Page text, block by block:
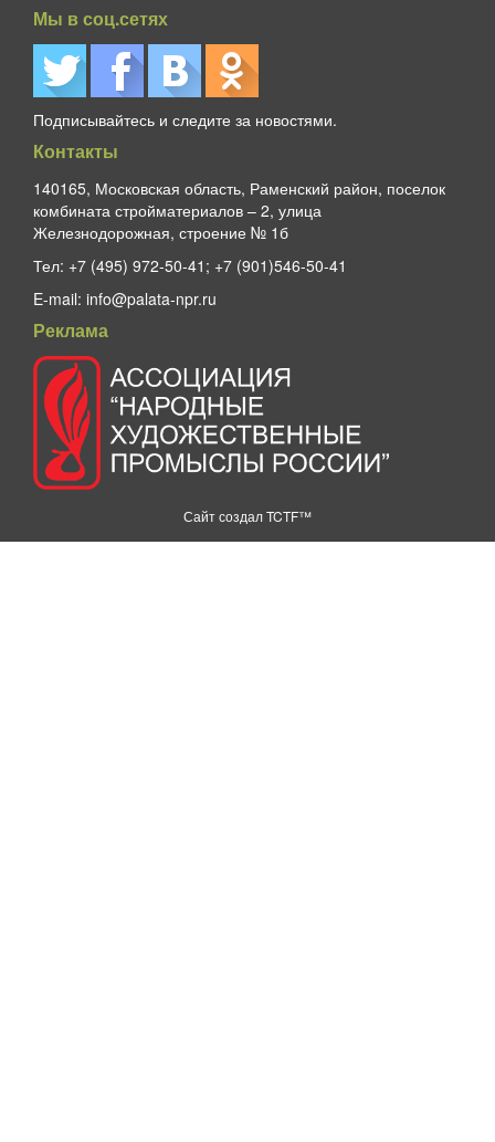
Мы в соц.сетях
Подписывайтесь и следите за новостями.
Контакты
140165, Московская область, Раменский район, поселок
комбината стройматериалов – 2, улица
Железнодорожная, строение № 1б
Тел: +7 (495) 972-50-41; +7 (901)546-50-41
E-mail: info@palata-npr.ru
Реклама
Сайт создалTCTF™